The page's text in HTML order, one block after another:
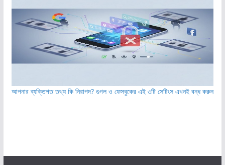
আপনার ব্যক্তিগত তথ্য কি নিরাপদ? গুগল ও ফেসবুকের এই ৩টি সেটিংস এখনই বন্ধ করুন